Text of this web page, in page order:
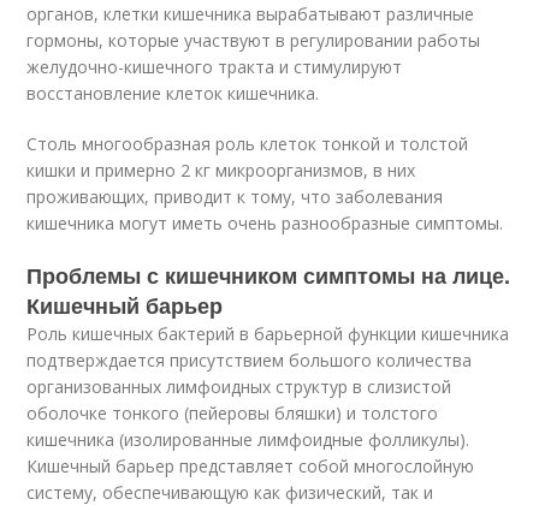
органов, клетки кишечника вырабатывают различные
гормоны, которые участвуют в регулировании работы
желудочно-кишечного тракта и стимулируют
восстановление клеток кишечника.
Столь многообразная роль клеток тонкой и толстой
кишки и примерно 2 кг микроорганизмов, в них
проживающих, приводит к тому, что заболевания
кишечника могут иметь очень разнообразные симптомы.
Проблемы с кишечником симптомы на лице.
Кишечный барьер
Роль кишечных бактерий в барьерной функции кишечника
подтверждается присутствием большого количества
организованных лимфоидных структур в слизистой
оболочке тонкого (пейеровы бляшки) и толстого
кишечника (изолированные лимфоидные фолликулы).
Кишечный барьер представляет собой многослойную
систему, обеспечивающую как физический, так и